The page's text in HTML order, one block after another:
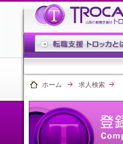
ホーム 求人検索